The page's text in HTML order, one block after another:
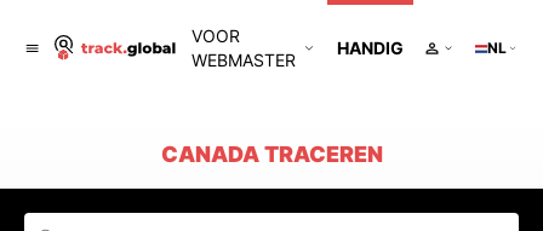
VOOR
WEBMASTER
HANDIG NL
CANADA TRACEREN